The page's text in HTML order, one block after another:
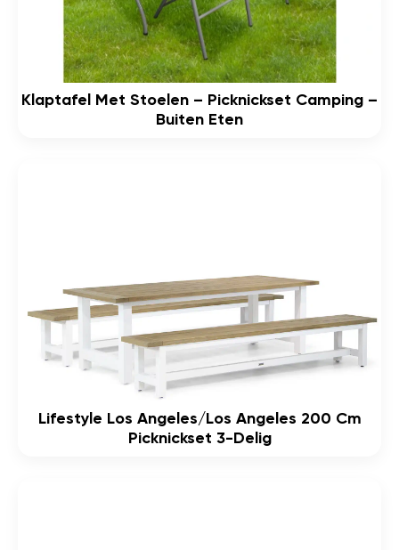
Klaptafel Met Stoelen – Picknickset Camping –
Buiten Eten
Lifestyle Los Angeles/Los Angeles 200 Cm
Picknickset 3-Delig